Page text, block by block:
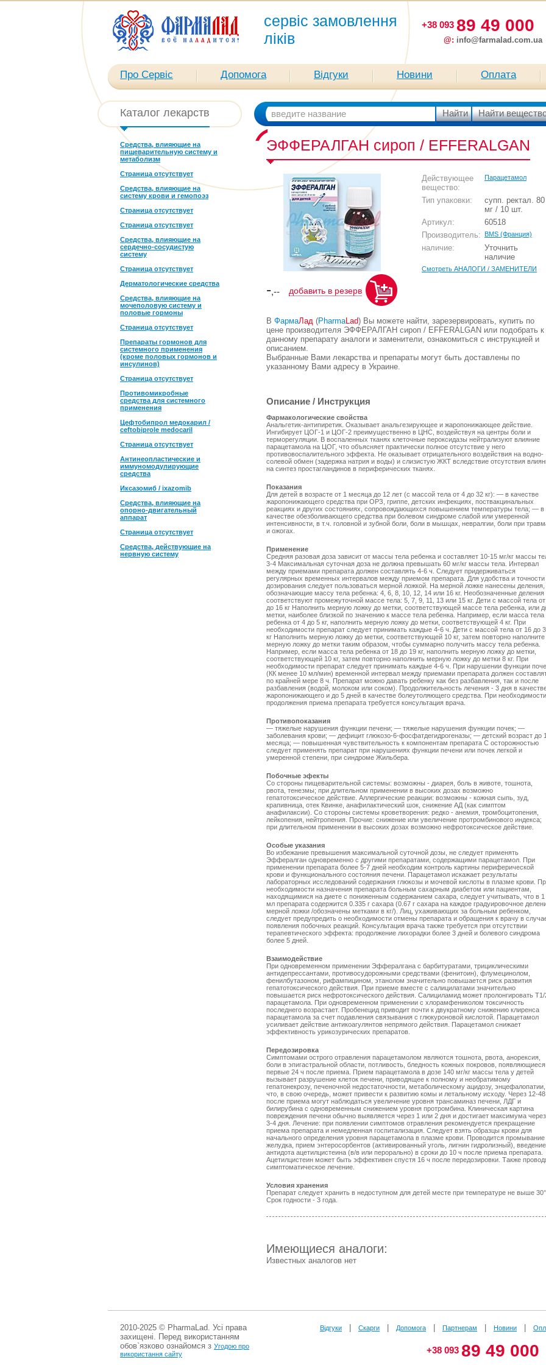
сервіс замовлення
ліків
+38 093 89 49 000
@: info@farmalad.com.ua
Про Сервіс Допомога Відгуки Новини Оплата
Каталог лекарств
Средства, влияющие на
пищеварительную систему и
метаболизм
Страница отсутствует
Средства, влияющие на
систему крови и гемопоэз
Страница отсутствует
Страница отсутствует
Средства, влияющие на
сердечно-сосудистую
систему
Страница отсутствует
Дерматологические средства
Средства, влияющие на
мочеполовую систему и
половые гормоны
Страница отсутствует
Препараты гормонов для
системного применения
(кроме половых гормонов и
инсулинов)
Страница отсутствует
Противомикробные
средства для системного
применения
Цефтобипрол медокарил /
ceftobiprole medocaril
Страница отсутствует
Антинеопластические и
иммуномодулирующие
средства
Иксазомиб / ixazomib
Средства, влияющие на
опорно-двигательный
аппарат
Страница отсутствует
Средства, действующие на
нервную систему
ЭФФЕРАЛГАН сироп / EFFERALGAN
-,-- добавить в резерв
Действующее
вещество:
Парацетамол
Тип упаковки:
супп. ректал. 80
мг / 10 шт.
Артикул:
60518
Производитель: BMS (Франция)
наличие:
Уточнить
наличие
Смотреть АНАЛОГИ / ЗАМЕНИТЕЛИ
В ФармаЛад (PharmaLad) Вы можете найти, зарезервировать, купить по
цене производителя ЭФФЕРАЛГАН сироп / EFFERALGAN или подобрать к
данному препарату аналоги и заменители, ознакомиться с инструкцией и
описанием.
Выбранные Вами лекарства и препараты могут быть доставлены по
указанному Вами адресу в Украине.
Описание / Инструкция
Фармакологические свойства
Анальгетик-антипиретик. Оказывает анальгезирующее и жаропонижающее действие.
Ингибирует ЦОГ-1 и ЦОГ-2 преимущественно в ЦНС, воздействуя на центры боли и
терморегуляции. В воспаленных тканях клеточные пероксидазы нейтрализуют влияние
парацетамола на ЦОГ, что объясняет практически полное отсутствие у него
противовоспалительного эффекта. Не оказывает отрицательного воздействия на водно-
солевой обмен (задержка натрия и воды) и слизистую ЖКТ вследствие отсутствия
на синтез простагландинов в периферических тканях.
Показания
Для детей в возрасте от 1 месяца до 12 лет (с массой тела от 4 до 32 кг): — в качестве
жаропонижающего средства при ОРЗ, гриппе, детских инфекциях, поствакцинальных
реакциях и других состояниях, сопровождающихся повышением температуры тела; — в
качестве обезболивающего средства при болевом синдроме слабой или умеренной
интенсивности, в т.ч. головной и зубной боли, боли в мышцах, невралгии, боли при
и ожогах.
Применение
Средняя разовая доза зависит от массы тела ребенка и составляет 10-15 мг/кг массы
3-4 Максимальная суточная доза не должна превышать 60 мг/кг массы тела. Интервал
между приемами препарата должен составлять 4-6 ч. Следует придерживаться
регулярных временных интервалов между приемом препарата. Для удобства и точности
дозирования следует пользоваться мерной ложкой. На мерной ложке нанесены деления,
обозначающие массу тела ребенка: 4, 6, 8, 10, 12, 14 или 16 кг. Необозначенные деления
соответствуют промежуточной массе тела: 5, 7, 9, 11, 13 или 15 кг. Дети с массой тела
до 16 кг Наполнить мерную ложку до метки, соответствующей массе тела ребенка, или
метки, наиболее близкой по значению к массе тела ребенка. Например, если масса тела
ребенка от 4 до 5 кг, наполнить мерную ложку до метки, соответствующей 4 кг. При
необходимости препарат следует принимать каждые 4-6 ч. Дети с массой тела от 16 до
кг Наполнить мерную ложку до метки, соответствующей 10 кг, затем повторно наполните
мерную ложку до метки таким образом, чтобы суммарно получить массу тела ребенка.
Например, если масса тела ребенка от 18 до 19 кг, наполнить мерную ложку до метки,
соответствующей 10 кг, затем повторно наполнить мерную ложку до метки 8 кг. При
необходимости препарат следует принимать каждые 4-6 ч. При нарушении функции
(КК менее 10 мл/мин) временной интервал между приемами препарата должен
по крайней мере 8 ч. Препарат можно давать ребенку как без разбавления, так и после
разбавления (водой, молоком или соком). Продолжительность лечения - 3 дня в
жаропонижающего и до 5 дней в качестве болеутоляющего средства. При необходимости
продолжения приема препарата требуется консультация врача.
Противопоказания
— тяжелые нарушения функции печени; — тяжелые нарушения функции почек; —
заболевания крови; — дефицит глюкозо-6-фосфатдегидрогеназы; — детский возраст до 1
месяца; — повышенная чувствительность к компонентам препарата С осторожностью
следует применять препарат при нарушениях функции печени или почек легкой и
умеренной степени, при синдроме Жильбера.
Побочные эфекты
Со стороны пищеварительной системы: возможны - диарея, боль в животе, тошнота,
рвота, тенезмы; при длительном применении в высоких дозах возможно
гепатотоксическое действие. Аллергические реакции: возможны - кожная сыпь, зуд,
крапивница, отек Квинке, анафилактический шок, снижение АД (как симптом
анафилаксии). Со стороны системы кроветворения: редко - анемия, тромбоцитопения,
лейкопения, нейтропения. Прочие: снижение или увеличение протромбинового индекса;
при длительном применении в высоких дозах возможно нефротоксическое действие.
Особые указания
Во избежание превышения максимальной суточной дозы, не следует применять
Эффералган одновременно с другими препаратами, содержащими парацетамол. При
применении препарата более 5-7 дней необходим контроль картины периферической
крови и функционального состояния печени. Парацетамол искажает результаты
лабораторных исследований содержания глюкозы и мочевой кислоты в плазме крови.
необходимости назначения препарата больным сахарным диабетом или пациентам,
находящимися на диете с пониженным содержанием сахара, следует учитывать, что в 1
мл препарата содержится 0.335 г сахара (0.67 г сахара на каждое градуировочное
мерной ложки /обозначены метками в кг/). Лиц, ухаживающих за больным ребенком,
следует предупредить о необходимости отмены препарата и обращения к врачу в
появления побочных реакций. Консультация врача также требуется при отсутствии
терапевтического эффекта: продолжение лихорадки более 3 дней и болевого синдрома
более 5 дней.
Взаимодействие
При одновременном применении Эффералгана с барбитуратами, трициклическими
антидепрессантами, противосудорожными средствами (фенитоин), флумецинолом,
фенилбутазоном, рифампицином, этанолом значительно повышается риск развития
гепатотоксического действия. При приеме вместе с салицилатами значительно
повышается риск нефротоксического действия. Салициламид может пролонгировать T1/
парацетамола. При одновременном применении с хлорамфениколом токсичность
последнего возрастает. Пробенецид приводит почти к двукратному снижению клиренса
парацетамола за счет подавления связывания с глюкуроновой кислотой. Парацетамол
усиливает действие антикоагулянтов непрямого действия. Парацетамол снижает
эффективность урикозурических препаратов.
Передозировка
Симптомами острого отравления парацетамолом являются тошнота, рвота, анорексия,
боли в эпигастральной области, потливость, бледность кожных покровов,
первые 24 ч после приема. Прием парацетамола в дозе 140 мг/кг массы тела у детей
вызывает разрушение клеток печени, приводящее к полному и необратимому
гепатонекрозу, печеночной недостаточности, метаболическому ацидозу, энцефалопатии,
что, в свою очередь, может привести к развитию комы и летальному исходу. Через 12-48
после приема могут наблюдаться увеличение уровня трансаминаз печени, ЛДГ и
билирубина с одновременным снижением уровня протромбина. Клиническая картина
повреждения печени обычно выявляется через 1 или 2 дня и достигает максимума через
3-4 дня. Лечение: при появлении симптомов отравления рекомендуется прекращение
приема препарата и немедленная госпитализация. Следует взять образцы крови для
начального определения уровня парацетамола в плазме крови. Проводится промывание
желудка, прием энтеросорбентов (активированный уголь, лигнин гидролизный), введение
антидота ацетилцистеина (в/в или перорально) в сроки до 10 ч после приема препарата.
Ацетилцистеин может быть эффективен спустя 16 ч после передозировки. Также
симптоматическое лечение.
Условия хранения
Препарат следует хранить в недоступном для детей месте при температуре не выше
Срок годности - 3 года.
Имеющиеся аналоги:
Известных аналогов нет
2010-2025 © PharmaLad. Усі права
захищені. Перед використанням
обов`язково ознайомся з Угодою про
використання сайту
Відгуки Скарги Допомога Партнерам Новини
+38 093 89 49 000